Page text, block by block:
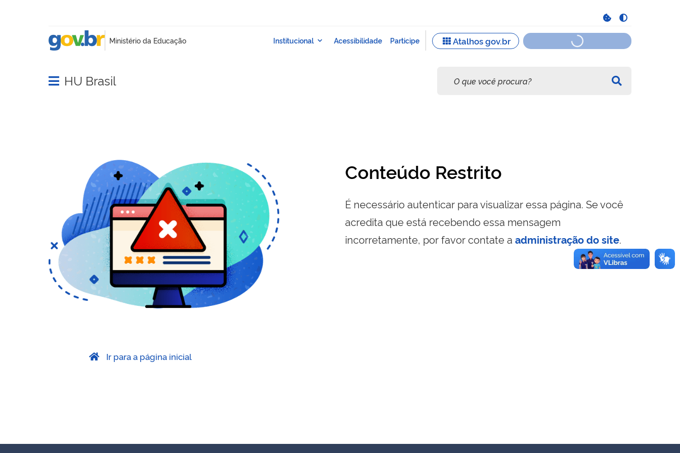
Abrir menu principal de navegação
HU Brasil
Conteúdo Restrito
É necessário autenticar para visualizar essa página. Se você
acredita que está recebendo essa mensagem
incorretamente, por favor contate a administração do site.
Ir para a página inicial